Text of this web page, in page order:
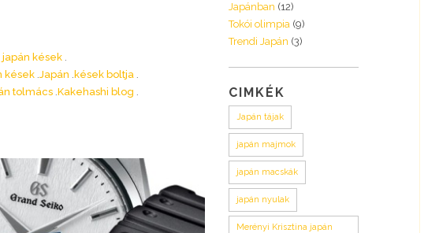
kések
kések Japán kések boltja
tolmács Kakehashi blog
Japánban (12)
Tokói olimpia (9)
Trendi Japán (3)
CIMKÉK
Japán tájak
japán majmok
japán macskák
japán nyulak
Merényi Krisztina japán